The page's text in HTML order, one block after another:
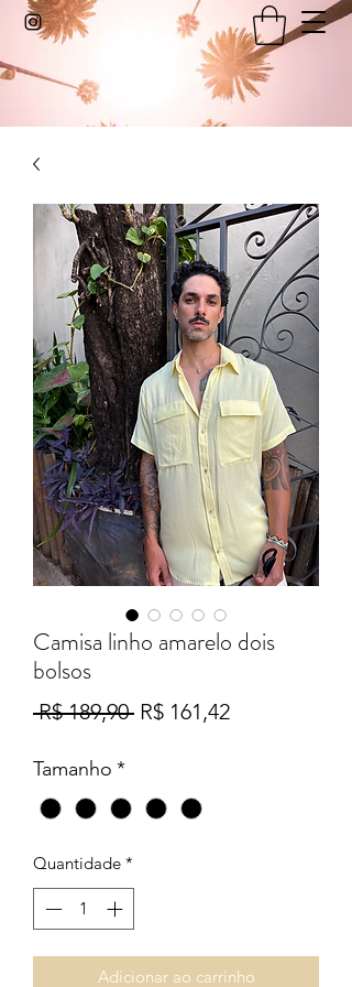
Camisa linho amarelo dois
bolsos
R$ 189,90 Preço
R$ 161,42Preço
Tamanho *
Quantidade *
Adicionar ao carrinho